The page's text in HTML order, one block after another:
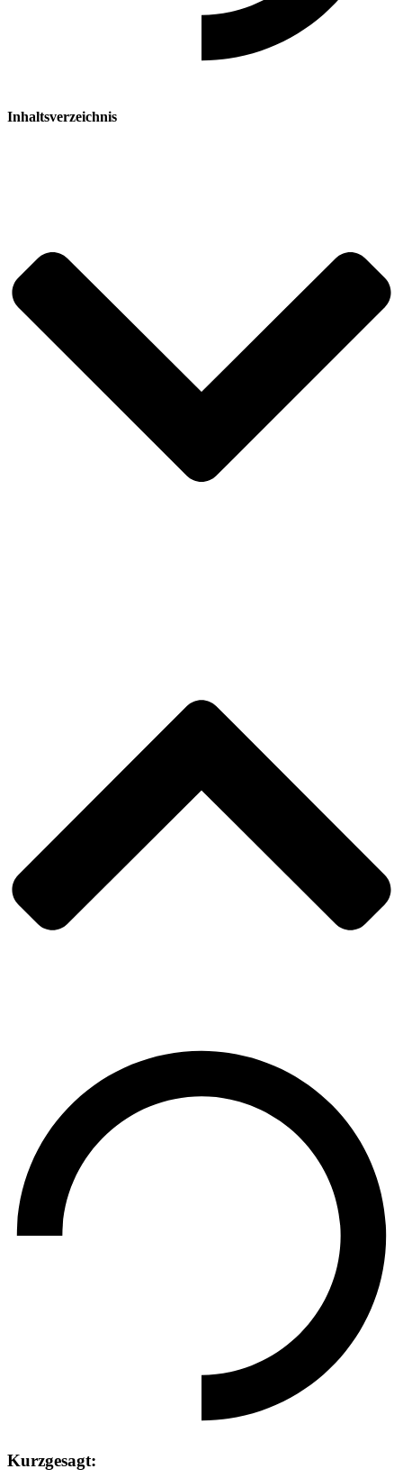
Inhaltsverzeichnis
Kurzgesagt: